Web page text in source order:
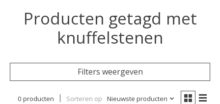
Producten getagd met
knuffelstenen
Filters weergeven
0 producten Sorteren op Nieuwste producten